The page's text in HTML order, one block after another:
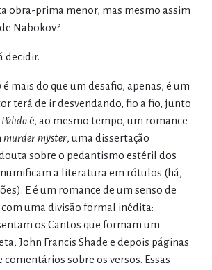
obra-prima menor, mas mesmo assim
Nabokov?
decidir.
é mais do que um desafio, apenas, é um
terá de ir desvendando, fio a fio, junto
Pálidoé, ao mesmo tempo, um romance
murder myster, uma dissertação
sobre o pedantismo estéril dos
a literatura em rótulos (há,
E é um romance de um senso de
uma divisão formal inédita:
os Cantos que formam um
John Francis Shade e depois páginas
comentários sobre os versos. Essas